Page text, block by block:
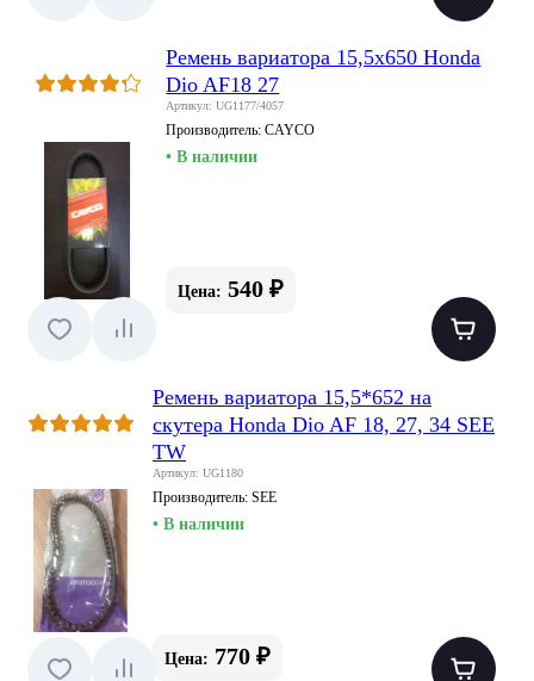
Ремень вариатора 15,5x650 Honda
Dio AF18 27
Артикул: UG1177/4057
Производитель:CAYCO
• В наличии
Цена: 540 ₽
Ремень вариатора 15,5*652 на
скутера Honda Dio AF 18, 27, 34 SEE
TW
Артикул: UG1180
Производитель: SEE
• В наличии
Цена: 770 ₽